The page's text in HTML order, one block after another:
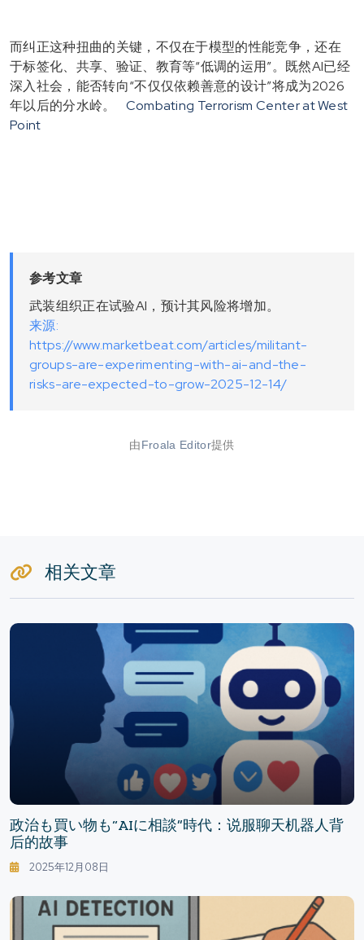
而纠正这种扭曲的关键，不仅在于模型的性能竞争，还在
于标签化、共享、验证、教育等“低调的运用”。既然AI已经
深入社会，能否转向“不仅仅依赖善意的设计”将成为2026
年以后的分水岭。
Combating Terrorism Center at West
Point
参考文章
武装组织正在试验AI，预计其风险将增加。
来源:
https://www.marketbeat.com/articles/militant-
groups-are-experimenting-with-ai-and-the-
risks-are-expected-to-grow-2025-12-14/
由Froala Editor提供
相关文章
政治も買い物も“AIに相談”時代：说服聊天机器人背
后的故事
2025年12月08日